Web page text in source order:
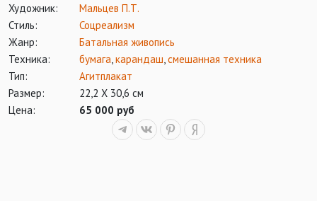
Художник:
Мальцев П.Т.
Стиль:
Соцреализм
Жанр:
Батальная живопись
Техника:
бумага,карандаш,смешанная техника
Тип:
Агитплакат
Размер:
22,2 Х 30,6 см
Цена:
65 000 руб